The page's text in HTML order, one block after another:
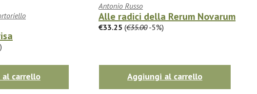
carrello
Antonio Russo
Alle radici della Rerum Novarum
€33.25 (€35.00-5%)
Aggiungi al carrello